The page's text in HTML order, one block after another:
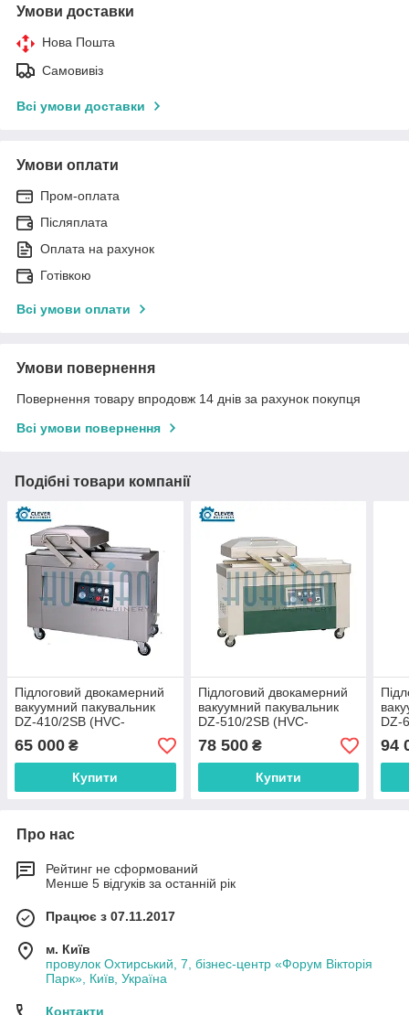
Умови доставки
Нова Пошта
Самовивіз
Всі умови доставки
Умови оплати
Пром-оплата
Післяплата
Оплата на рахунок
Готівкою
Всі умови оплати
Умови повернення
Повернення товару впродовж 14 днів за рахунок покупця
Всі умови повернення
Подібні товари компанії
Підлоговий двокамерний
вакуумний пакувальник
DZ-410/2SB (HVC-
410S/2B)
65 000 ₴
Купити
Підлоговий двокамерний
вакуумний пакувальник
DZ-510/2SB (HVC-
510S/2B)
78 500₴
Купити
DZ-
94
Про нас
Рейтинг не сформований
Менше 5 відгуків за останній рік
Працює з 07.11.2017
м. Київ
провулок Охтирський, 7, бізнес-центр «Форум Вікторія
Парк», Київ, Україна
Контакти